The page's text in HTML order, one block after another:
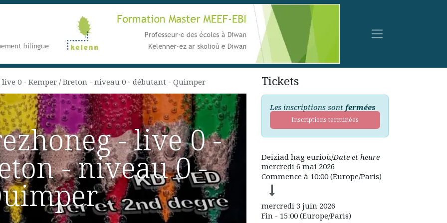
live 0 - Kemper / Breton - niveau 0 - débutant - Quimper
- live 0 -
- niveau 0 -
Tickets
Les inscriptions sont fermées
Inscriptions terminées
Deiziad hag eurioù/Date et heure
mercredi 6 mai 2026
Commence à 10:00 (Europe/Paris)
mercredi 3 juin 2026
Fin - 15:00 (Europe/Paris)